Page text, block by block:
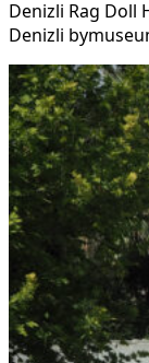
Denizli Rag Doll
Denizli